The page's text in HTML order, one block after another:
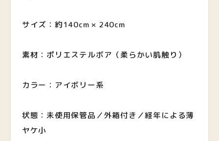
サイズ：約140cm × 240cm
素材：ポリエステルボア（柔らかい肌触り）
カラー：アイボリー系
状態：未使用保管品／外箱付き／経年による薄
ヤケ小